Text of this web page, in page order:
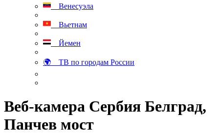
Венесуэла
Вьетнам
Йемен
🌍 ТВ по городам России
Веб-камера Сербия Белград,
Панчев мост